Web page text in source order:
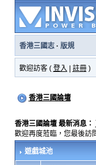
香港三國志· 版規
歡迎訪客 ( 登入 註冊)
香港三國論壇
香港三國論壇 最新消息：
歡迎再度蒞臨，您最後訪
遊戲城池